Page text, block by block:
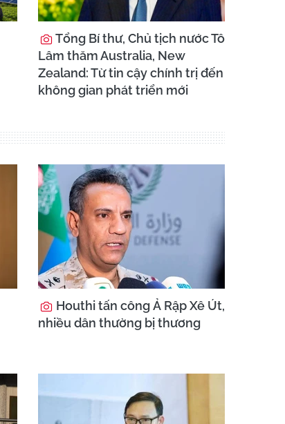
Tổng Bí thư, Chủ tịch nước Tô
Lâm thăm Australia, New
Zealand: Từ tin cậy chính trị đến
không gian phát triển mới
Houthi tấn công Ả Rập Xê Út,
nhiều dân thường bị thương